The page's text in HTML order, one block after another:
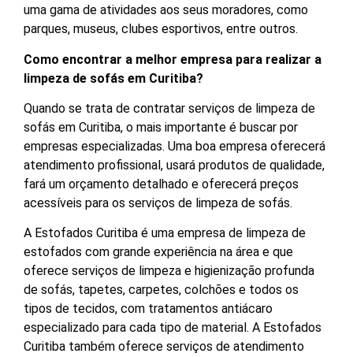
uma gama de atividades aos seus moradores, como
parques, museus, clubes esportivos, entre outros.
Como encontrar a melhor empresa para realizar a
limpeza de sofás em Curitiba?
Quando se trata de contratar serviços de limpeza de
sofás em Curitiba, o mais importante é buscar por
empresas especializadas. Uma boa empresa oferecerá
atendimento profissional, usará produtos de qualidade,
fará um orçamento detalhado e oferecerá preços
acessíveis para os serviços de limpeza de sofás.
A Estofados Curitiba é uma empresa de limpeza de
estofados com grande experiência na área e que
oferece serviços de limpeza e higienização profunda
de sofás, tapetes, carpetes, colchões e todos os
tipos de tecidos, com tratamentos antiácaro
especializado para cada tipo de material. A Estofados
Curitiba também oferece serviços de atendimento